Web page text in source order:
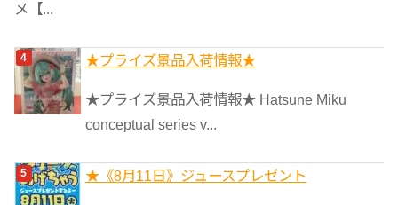
メ【...
★プライズ景品入荷情報★
★プライズ景品入荷情報★ Hatsune Miku
conceptual series v...
★《8月11日》ジュースプレゼント